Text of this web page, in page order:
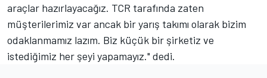
araçlar hazırlayacağız. TCR tarafında zaten
müşterilerimiz var ancak bir yarış takımı olarak bizim
odaklanmamız lazım. Biz küçük bir şirketiz ve
istediğimiz her şeyi yapamayız." dedi.